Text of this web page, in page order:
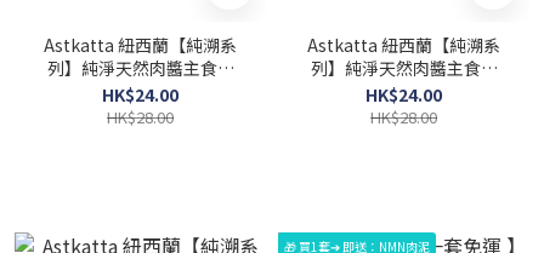
Astkatta 紐西蘭【純溯系
列】純淨天然肉醬主食罐
80g - 純鹿肉
HK$24.00
HK$28.00
Astkatta 紐西蘭【純溯系
列】純淨天然肉醬主食罐
80g - 純羊肉
HK$24.00
HK$28.00
🎁 買1套➔ 即送：NMN肉泥